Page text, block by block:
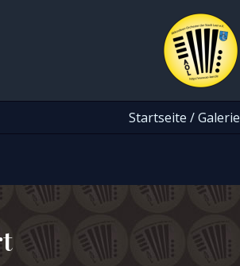
Startseite / Galerie